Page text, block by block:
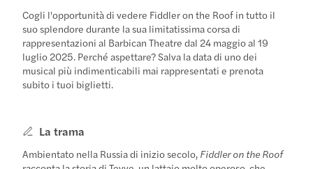
Cogli l'opportunità di vedere Fiddler on the Roof in tutto il
suo splendore durante la sua limitatissima corsa di
rappresentazioni al Barbican Theatre dal 24 maggio al 19
luglio 2025. Perché aspettare? Salva la data di uno dei
musical più indimenticabili mai rappresentati e prenota
subito i tuoi biglietti.
La trama
Ambientato nella Russia di inizio secolo, Fiddler on the Roof